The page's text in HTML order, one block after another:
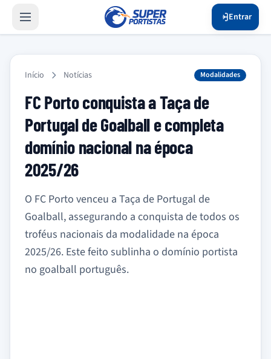
Entrar
Início Notícias Modalidades
FC Porto conquista a Taça de
Portugal de Goalball e completa
domínio nacional na época
2025/26
O FC Porto venceu a Taça de Portugal de
Goalball, assegurando a conquista de todos os
troféus nacionais da modalidade na época
2025/26. Este feito sublinha o domínio portista
no goalball português.